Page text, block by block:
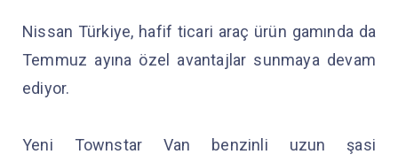
Nissan Türkiye, hafif ticari araç ürün gamında da
Temmuz ayına özel avantajlar sunmaya devam
ediyor.
Yeni Townstar Van benzinli uzun şasi